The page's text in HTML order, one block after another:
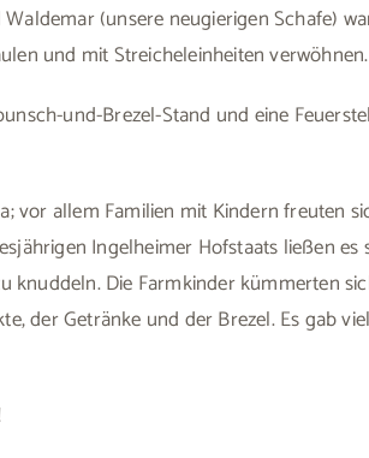
(unsere neugierigen Schafe)
und mit Streicheleinheiten verwöhnen.
und-Brezel-Stand und eine
vor allem Familien mit Kindern freuten
Ingelheimer Hofstaats ließen
knuddeln. Die Farmkinder kümmerten
der Getränke und der Brezel. Es gab